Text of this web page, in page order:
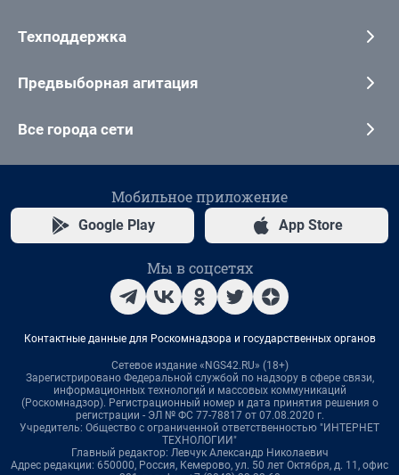
Техподдержка
Предвыборная агитация
Все города сети
Мобильное приложение
Google Play App Store
Мы в соцсетях
Контактные данные для Роскомнадзора и государственных органов
Сетевое издание «NGS42.RU» (18+)
Зарегистрировано Федеральной службой по надзору в сфере связи,
информационных технологий и массовых коммуникаций
(Роскомнадзор). Регистрационный номер и дата принятия решения о
регистрации - ЭЛ № ФС 77-78817 от 07.08.2020 г.
Учредитель: Общество с ограниченной ответственностью "ИНТЕРНЕТ
ТЕХНОЛОГИИ"
Главный редактор: Левчук Александр Николаевич
Адрес редакции: 650000, Россия, Кемерово, ул. 50 лет Октября, д. 11, офис